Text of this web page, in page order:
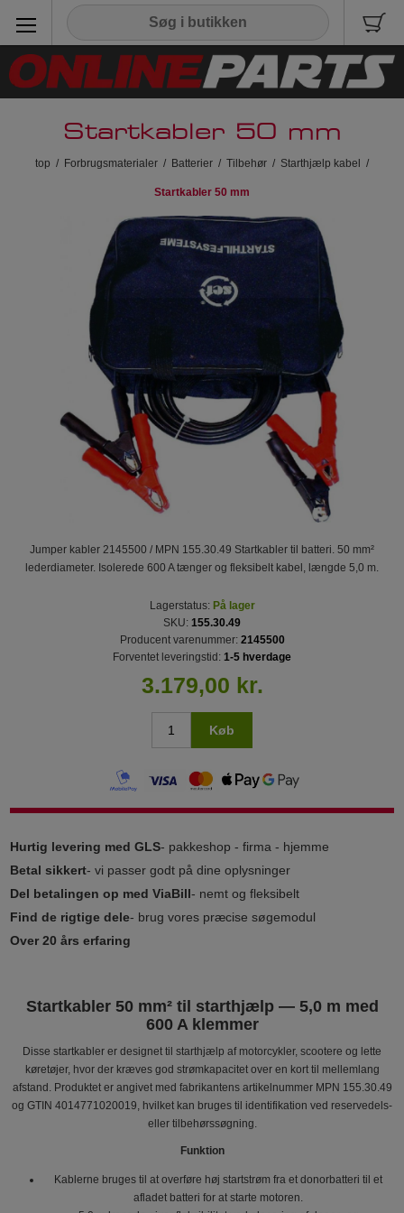
Startkabler 50 mm
top / Forbrugsmaterialer / Batterier / Tilbehør / Starthjælp kabel /
Startkabler 50 mm
Jumper kabler 2145500 / MPN 155.30.49 Startkabler til batteri. 50 mm²
lederdiameter. Isolerede 600 A tænger og fleksibelt kabel, længde 5,0 m.
Lagerstatus: På lager
SKU: 155.30.49
Producent varenummer: 2145500
Forventet leveringstid: 1-5 hverdage
3.179,00 kr.
Køb
Hurtig levering med GLS- pakkeshop - firma - hjemme
Betal sikkert- vi passer godt på dine oplysninger
Del betalingen op med ViaBill- nemt og fleksibelt
Find de rigtige dele- brug vores præcise søgemodul
Over 20 års erfaring
Startkabler 50 mm² til starthjælp — 5,0 m med
600 A klemmer
Disse startkabler er designet til starthjælp af motorcykler, scootere og lette
køretøjer, hvor der kræves god strømkapacitet over en kort til mellemlang
afstand. Produktet er angivet med fabrikantens artikelnummer MPN 155.30.49
og GTIN 4014771020019, hvilket kan bruges til identifikation ved reservedels-
eller tilbehørssøgning.
Funktion
Kablerne bruges til at overføre høj startstrøm fra et donorbatteri til et
afladet batteri for at starte motoren.